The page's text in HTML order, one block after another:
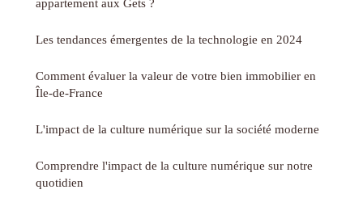
appartement aux Gets ?
Les tendances émergentes de la technologie en 2024
Comment évaluer la valeur de votre bien immobilier en
Île-de-France
L'impact de la culture numérique sur la société moderne
Comprendre l'impact de la culture numérique sur notre
quotidien